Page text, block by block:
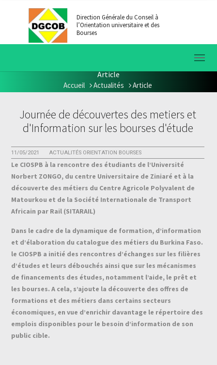
Direction Générale du Conseil à
l’Orientation universitaire et des
Bourses
Article
Accueil Actualités Article
Journée de découvertes des metiers et
d'Information sur les bourses d'étude
11/05/2021 ACTUALITÉS ORIENTATION BOURSES
Le CIOSPB à la rencontre des étudiants de l’Université
Norbert ZONGO, du centre Universitaire de Ziniaré et à la
découverte des métiers du Centre Agricole Polyvalent de
Matourkou et de la Société Internationale de Transport
Africain par Rail (SITARAIL)
Dans le cadre de la dynamique de formation, d’information
et d’élaboration du catalogue des métiers du Burkina Faso.
le CIOSPB a initié des rencontres d’échanges sur les filières
d’études et leurs débouchés ainsi que sur les mécanismes
de financements des études, notamment l’aide, le prêt et
les bourses. A cela, s’ajoute la découverte des offres de
formations et des métiers dans certains secteurs
économiques, en vue d’enrichir davantage le répertoire des
emplois disponibles pour le besoin d’information de son
public cible.